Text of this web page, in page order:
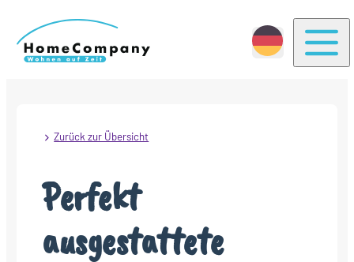
Zurück zur Übersicht
Perfekt
ausgestattete